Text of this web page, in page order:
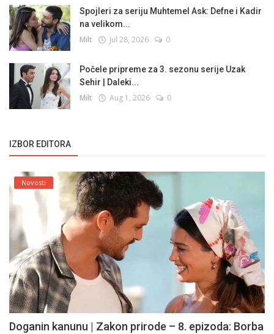
Spojleri za seriju Muhtemel Ask: Defne i Kadir
na velikom...
Milt Jul 28, 2026 0
Počele pripreme za 3. sezonu serije Uzak
Sehir | Daleki...
Milt Aug 1, 2026 0
IZBOR EDITORA
Novosti
Doganin kanunu | Zakon prirode – 8. epizoda: Borba